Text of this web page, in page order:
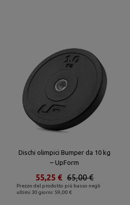
Dischi olimpici Bumper da 10 kg
– UpForm
Prezzo del prodotto più basso negli
ultimi 30 giorni: 59,00 €
65,00 €
55,25 €